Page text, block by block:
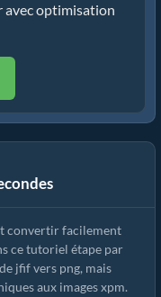
avec optimisation
ligne
convertir facilement
ce tutoriel étape par
jfif vers png, mais
aux images xpm.